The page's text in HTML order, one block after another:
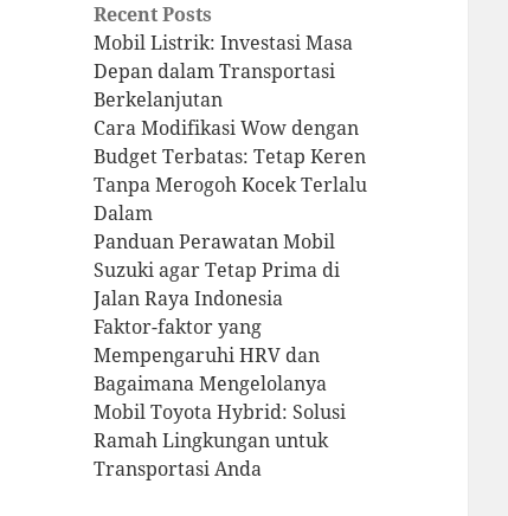
Recent Posts
Mobil Listrik: Investasi Masa
Depan dalam Transportasi
Berkelanjutan
Cara Modifikasi Wow dengan
Budget Terbatas: Tetap Keren
Tanpa Merogoh Kocek Terlalu
Dalam
Panduan Perawatan Mobil
Suzuki agar Tetap Prima di
Jalan Raya Indonesia
Faktor-faktor yang
Mempengaruhi HRV dan
Bagaimana Mengelolanya
Mobil Toyota Hybrid: Solusi
Ramah Lingkungan untuk
Transportasi Anda